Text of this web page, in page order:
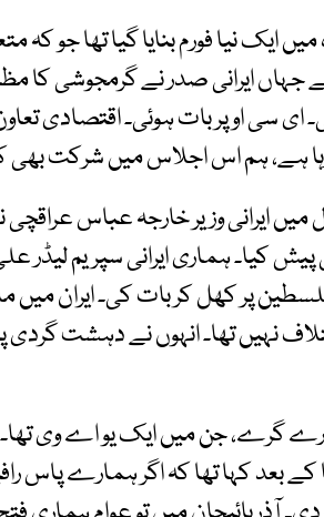
ایک نیا فورم بنایا گیا تھا جو کہ
جہاں ایرانی صدر نے گرمجوشی کا
سی او پر بات ہوئی۔ اقتصادی
رہا ہے، ہم اس اجلاس میں شرکت
میں ایرانی وزیر خارجہ عباس
پیش کیا۔ ہماری ایرانی سپریم لیڈر
پر کھل کر بات کی۔ ایران میں
نہیں تھا۔ انہوں نے دہشت گردی
کے بعد کہا تھا کہ اگر ہمارے پاس